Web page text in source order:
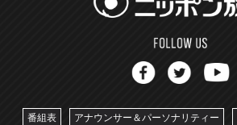
番組表 アナウンサー＆パーソナリティー